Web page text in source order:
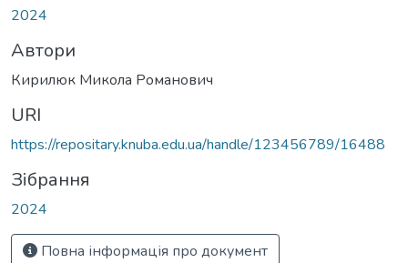
2024
Автори
Кирилюк Микола Романович
URI
https://repositary.knuba.edu.ua/handle/123456789/16488
Зібрання
2024
Повна інформація про документ